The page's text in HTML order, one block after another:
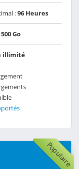
:96 Heures
500 Go
illimité
Populaire